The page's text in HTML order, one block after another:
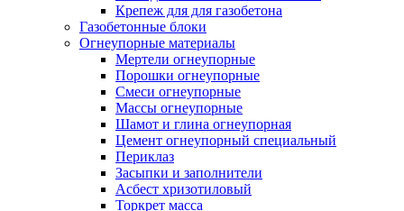
Крепеж для для газобетона
Газобетонные блоки
Огнеупорные материалы
Мертели огнеупорные
Порошки огнеупорные
Смеси огнеупорные
Массы огнеупорные
Шамот и глина огнеупорная
Цемент огнеупорный специальный
Периклаз
Засыпки и заполнители
Асбест хризотиловый
Торкрет масса